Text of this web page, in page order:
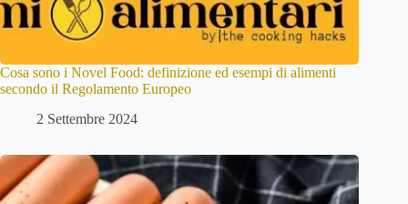
Cosa sono i Novel Food: definizione ed esempi di alimenti
secondo il Regolamento Europeo
2 Settembre 2024